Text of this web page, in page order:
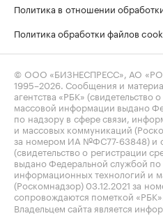
Политика в отношении
Политика обработки файлов
© ООО «БИЗНЕСПРЕСС», АО
1995–2026 . Сообщения и
агентства «РБК» (свидетельство
массовой информации выдано
по надзору в сфере связи,
и массовых коммуникаций
за номером ИА №ФС77-63848) и
(свидетельство о регистрации
выдано Федеральной службой по
информационных технологий и
(Роскомнадзор) 03.12.2021 за
сопровождаются пометкой «РБК».
Владельцем сайта является